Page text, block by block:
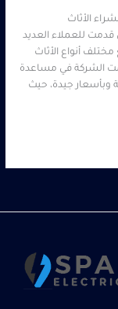
الأثاث
قدمت للعملاء العديد
أنواع الأثاث
الشركة في مساعدة
وبأسعار جيدة، حيث